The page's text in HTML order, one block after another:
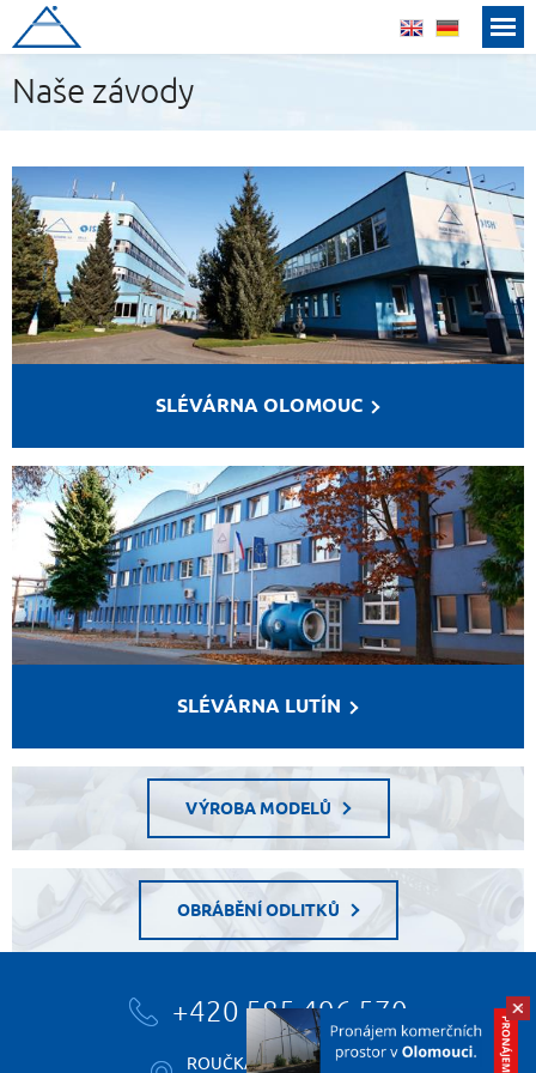
englishdeutsch
Naše závody
SLÉVÁRNA OLOMOUC
SLÉVÁRNA LUTÍN
VÝROBA MODELŮ
OBRÁBĚNÍ ODLITKŮ
+420 585 496 570
ROUČKA SLÉVÁRNA, a.s.